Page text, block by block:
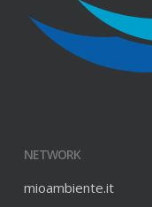
NETWORK
mioambiente.it